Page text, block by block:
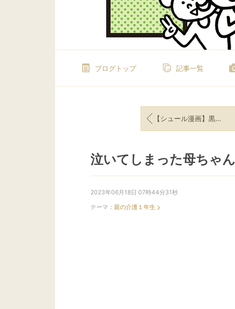
ブログトップ 記事一覧
【シュール漫画】黒いちち子が見た！今の自分
泣いてしまった母ちゃん
2023年06月18日 07時44分31秒
テーマ： 親の介護１年生